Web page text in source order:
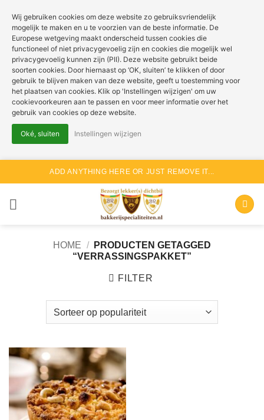
naar
ADD ANYTHING HERE OR JUST REMOVE IT...
HOME /
PRODUCTEN GETAGGED
“VERRASSINGSPAKKET”
FILTER
Wij gebruiken cookies om deze website zo gebruiksvriendelijk
mogelijk te maken en u te voorzien van de beste informatie. De
Europese wetgeving maakt onderscheid tussen cookies die
functioneel of niet privacygevoelig zijn en cookies die mogelijk wel
privacygevoelig kunnen zijn (PII). Deze website gebruikt beide
soorten cookies. Door hiernaast op ‘OK, sluiten’ te klikken of door
gebruik te blijven maken van deze website, geeft u toestemming voor
het plaatsen van cookies. Klik op 'Instellingen wijzigen' om uw
cookievoorkeuren aan te passen en voor meer informatie over het
gebruik van cookies op deze website.
Oké, sluiten Instellingen wijzigen